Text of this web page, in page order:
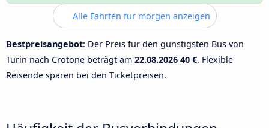
Alle Fahrten für morgen anzeigen
Bestpreisangebot: Der Preis für den günstigsten Bus von
Turin nach Crotone beträgt am 22.08.2026 40 €. Flexible
Reisende sparen bei den Ticketpreisen.